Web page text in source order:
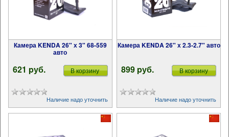
Камера KENDA 26" х 3" 68-559
авто
621 pуб. В корзину
Наличие надо уточнить
Камера KENDA 26" х 2.3-2.7" авто
899 pуб. В корзину
Наличие надо уточнить